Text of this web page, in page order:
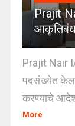
Prajit
Prajit Nair
पदसंख्येत केला
करण्याचे आदेश
More